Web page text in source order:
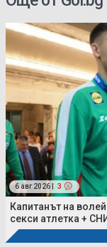
6 авг 2026 | 3
Капитанът на
секси атлетка +